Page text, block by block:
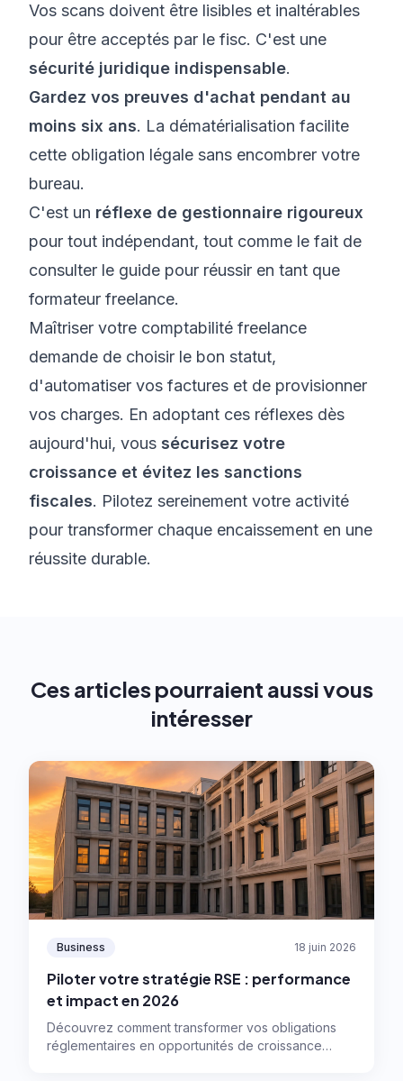
Vos scans doivent être lisibles et inaltérables
pour être acceptés par le fisc. C'est une
sécurité juridique indispensable.
Gardez vos preuves d'achat pendant au
moins six ans. La dématérialisation facilite
cette obligation légale sans encombrer votre
bureau.
C'est un réflexe de gestionnaire rigoureux
pour tout indépendant, tout comme le fait de
consulter le guide pour réussir en tant que
formateur freelance.
Maîtriser votre comptabilité freelance
demande de choisir le bon statut,
d'automatiser vos factures et de provisionner
vos charges. En adoptant ces réflexes dès
aujourd'hui, vous sécurisez votre
croissance et évitez les sanctions
fiscales. Pilotez sereinement votre activité
pour transformer chaque encaissement en une
réussite durable.
Ces articles pourraient aussi vous
intéresser
Business 18 juin 2026
Piloter votre stratégie RSE : performance
et impact en 2026
Découvrez comment transformer vos obligations
réglementaires en opportunités de croissance